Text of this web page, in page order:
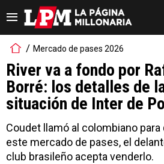
Mercado de pases 2026
River va a fondo por
Borré: los detalles de
situación de Inter de
Coudet llamó al colombiano
este mercado de pases, el
club brasileño acepta venderlo.